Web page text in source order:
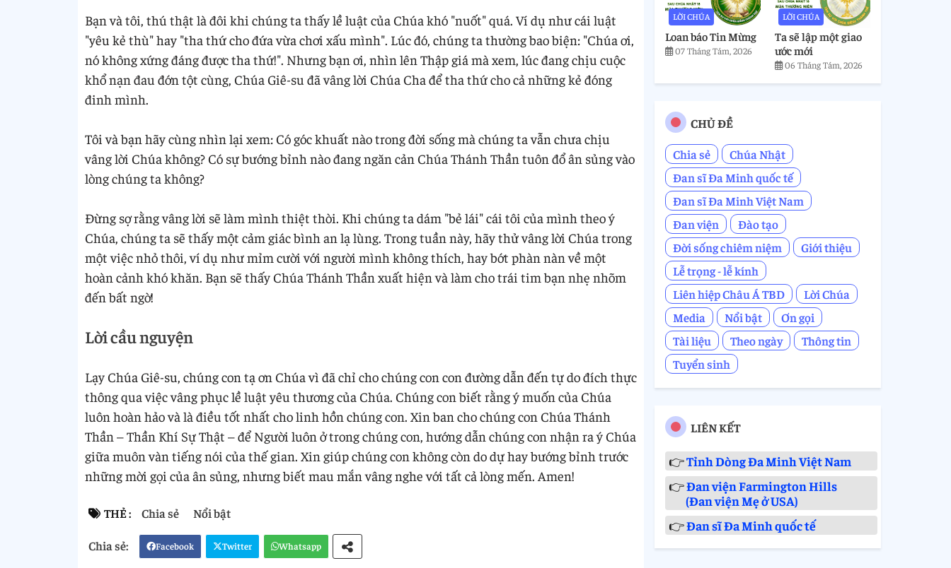
Bạn và tôi, thú thật là đôi khi chúng ta thấy lề luật của Chúa khó "nuốt" quá. Ví dụ như cái luật
"yêu kẻ thù" hay "tha thứ cho đứa vừa chơi xấu mình". Lúc đó, chúng ta thường bao biện: "Chúa ơi,
nó không xứng đáng được tha thứ!". Nhưng bạn ơi, nhìn lên Thập giá mà xem, lúc đang chịu cuộc
khổ nạn đau đớn tột cùng, Chúa Giê-su đã vâng lời Chúa Cha để tha thứ cho cả những kẻ đóng
đinh mình.
Tôi và bạn hãy cùng nhìn lại xem: Có góc khuất nào trong đời sống mà chúng ta vẫn chưa chịu
vâng lời Chúa không? Có sự bướng bỉnh nào đang ngăn cản Chúa Thánh Thần tuôn đổ ân sủng vào
lòng chúng ta không?
Đừng sợ rằng vâng lời sẽ làm mình thiệt thòi. Khi chúng ta dám "bẻ lái" cái tôi của mình theo ý
Chúa, chúng ta sẽ thấy một cảm giác bình an lạ lùng. Trong tuần này, hãy thử vâng lời Chúa trong
một việc nhỏ thôi, ví dụ như mỉm cười với người mình không thích, hay bớt phàn nàn về một
hoàn cảnh khó khăn. Bạn sẽ thấy Chúa Thánh Thần xuất hiện và làm cho trái tim bạn nhẹ nhõm
đến bất ngờ!
Lời cầu nguyện
Lạy Chúa Giê-su, chúng con tạ ơn Chúa vì đã chỉ cho chúng con con đường dẫn đến tự do đích thực
thông qua việc vâng phục lề luật yêu thương của Chúa. Chúng con biết rằng ý muốn của Chúa
luôn hoàn hảo và là điều tốt nhất cho linh hồn chúng con. Xin ban cho chúng con Chúa Thánh
Thần – Thần Khí Sự Thật – để Người luôn ở trong chúng con, hướng dẫn chúng con nhận ra ý Chúa
giữa muôn vàn tiếng nói của thế gian. Xin giúp chúng con không còn do dự hay bướng bỉnh trước
những mời gọi của ân sủng, nhưng biết mau mắn vâng nghe với tất cả lòng mến. Amen!
THẺ : Chia sẻ Nổi bật
Facebook Twitter Whatsapp
LỜI CHÚA
Loan báo Tin Mừng
07 Tháng Tám, 2026
LỜI CHÚA
Ta sẽ lập một giao
ước mới
06 Tháng Tám, 2026
CHỦ ĐỀ
Chia sẻ
Chúa Nhật
Đan sĩ Đa Minh quốc tế
Đan sĩ Đa Minh Việt Nam
Đan viện
Đào tạo
Đời sống chiêm niệm
Giới thiệu
Lễ trọng - lễ kính
Liên hiệp Châu Á TBD
Lời Chúa
Media
Nổi bật
Ơn gọi
Tài liệu
Theo ngày
Thông tin
Tuyển sinh
LIÊN KẾT
👉Tỉnh Dòng Đa Minh Việt Nam
👉Đan viện Farmington Hills
(Đan viện Mẹ ở USA)
👉Đan sĩ Đa Minh quốc tế